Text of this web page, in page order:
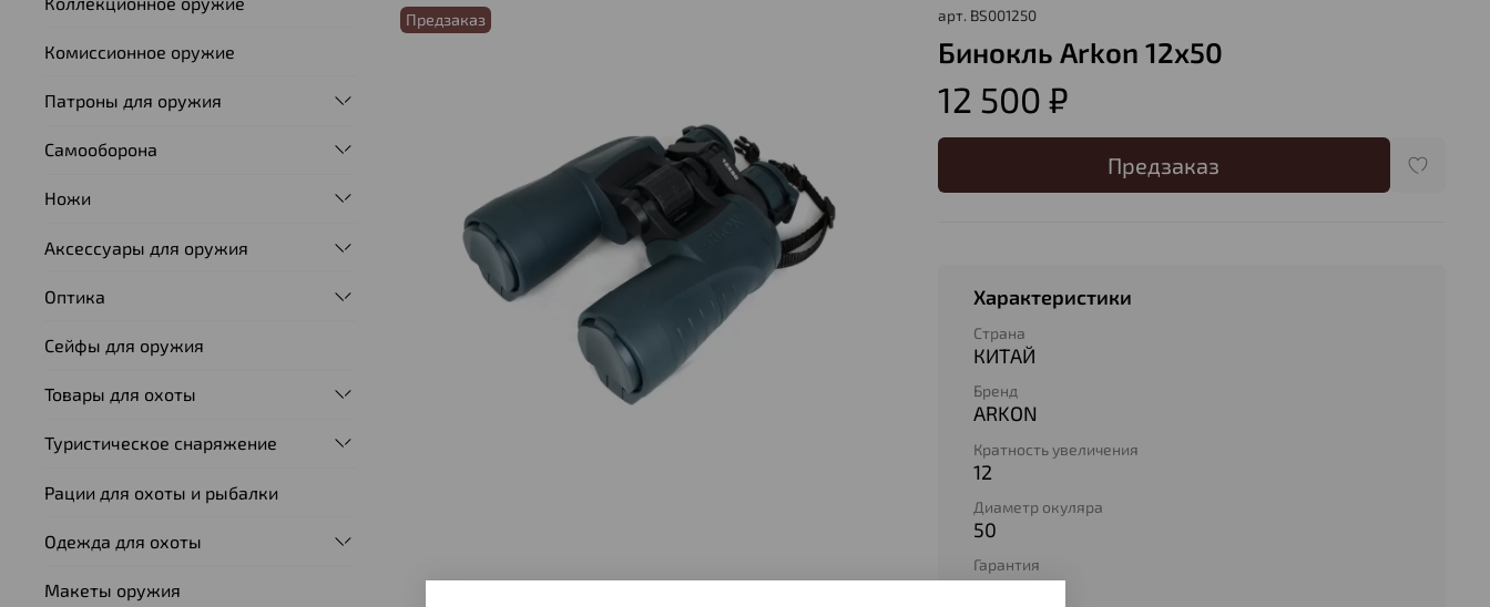
Предзаказ арт. BS001250
Бинокль Arkon 12х50
12 500 ₽
Предзаказ
Характеристики
Страна
КИТАЙ
Бренд
ARKON
Кратность увеличения
12
Диаметр окуляра
50
Гарантия
2 года
Комиссионное оружие
Патроны для оружия
Самооборона
Ножи
Аксессуары для оружия
Оптика
Сейфы для оружия
Товары для охоты
Туристическое снаряжение
Рации для охоты и рыбалки
Одежда для охоты
Макеты оружия